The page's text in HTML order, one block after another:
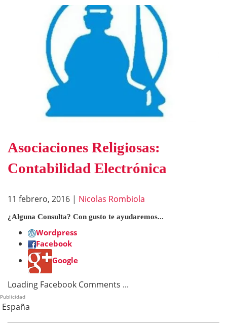
Asociaciones Religiosas:
Contabilidad Electrónica
11 febrero, 2016 | Nicolas Rombiola
¿Alguna Consulta? Con gusto te ayudaremos...
Wordpress
Facebook
Google
Loading Facebook Comments ...
Publicidad
España